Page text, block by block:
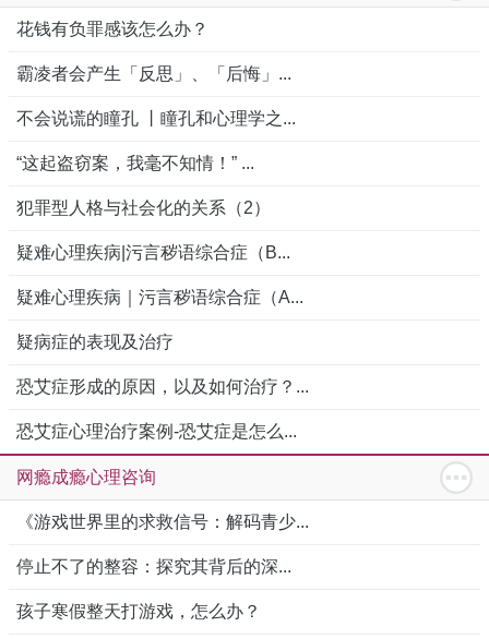
花钱有负罪感该怎么办？
霸凌者会产生「反思」、「后悔」...
不会说谎的瞳孔 丨瞳孔和心理学之...
“这起盗窃案，我毫不知情！” ...
犯罪型人格与社会化的关系（2）
疑难心理疾病|污言秽语综合症（B...
疑难心理疾病｜污言秽语综合症（A...
疑病症的表现及治疗
恐艾症形成的原因，以及如何治疗？...
恐艾症心理治疗案例-恐艾症是怎么...
网瘾成瘾心理咨询
《游戏世界里的求救信号：解码青少...
停止不了的整容：探究其背后的深...
孩子寒假整天打游戏，怎么办？